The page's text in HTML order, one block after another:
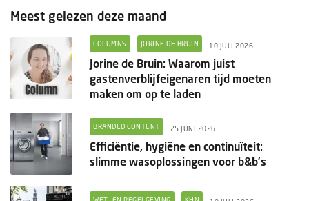
Meest gelezen deze maand
COLUMNS JORINE DE BRUIN 10 JULI 2026
Jorine de Bruin: Waarom juist
gastenverblijfeigenaren tijd moeten
maken om op te laden
BRANDED CONTENT 25 JUNI 2026
Efficiëntie, hygiëne en continuïteit:
slimme wasoplossingen voor b&b's